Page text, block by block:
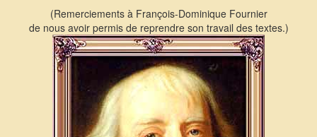
(Remerciements à François-Dominique Fournier
de nous avoir permis de reprendre son travail des textes.)